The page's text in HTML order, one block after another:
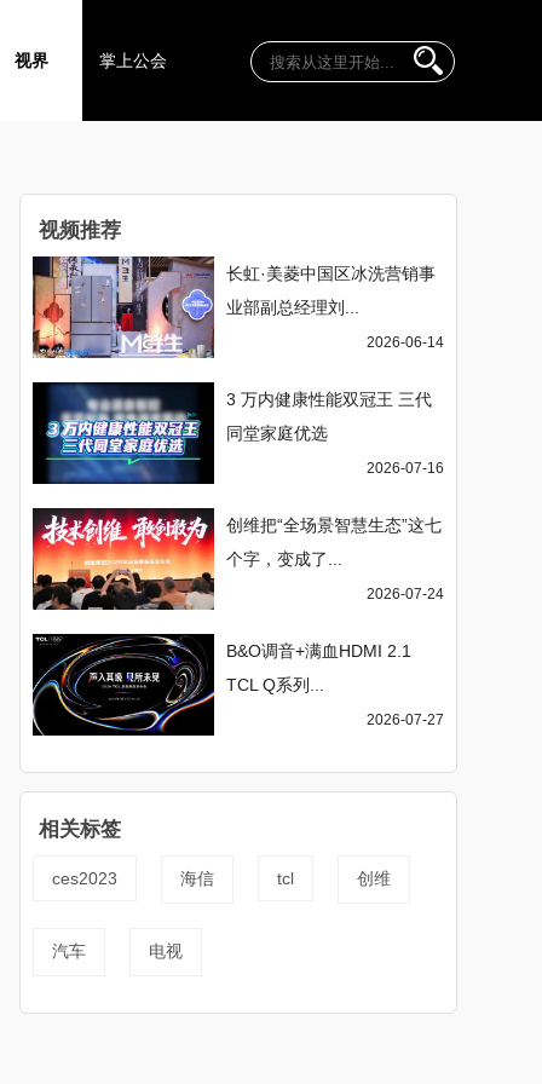
视界 掌上公会
视频推荐
长虹·美菱中国区冰洗营销事
业部副总经理刘...
2026-06-14
3 万内健康性能双冠王 三代
同堂家庭优选
2026-07-16
创维把“全场景智慧生态”这七
个字，变成了...
2026-07-24
B&O调音+满血HDMI 2.1
TCL Q系列...
2026-07-27
相关标签
ces2023 海信 tcl 创维
汽车 电视